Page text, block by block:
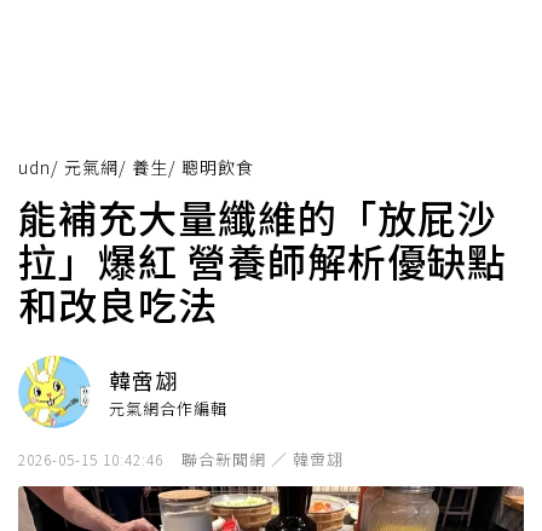
udn/ 元氣網/ 養生/ 聰明飲食
能補充大量纖維的「放屁沙
拉」爆紅 營養師解析優缺點
和改良吃法
韓啻翃
元氣網合作編輯
2026-05-15 10:42:46 聯合新聞網 ／ 韓啻翃